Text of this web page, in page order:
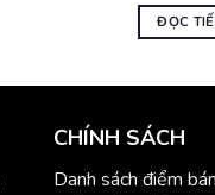
ĐỌC
CHÍNH SÁCH
Danh sách điểm